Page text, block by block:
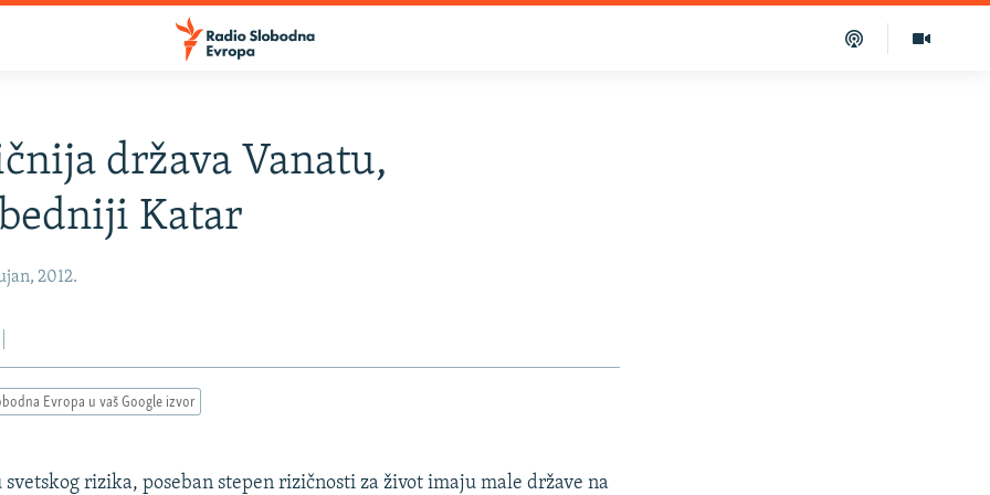
država Vanatu,
Katar
2012.
Evropa u vaš Google izvor
svetskog rizika, poseban stepen rizičnosti za život imaju male države na